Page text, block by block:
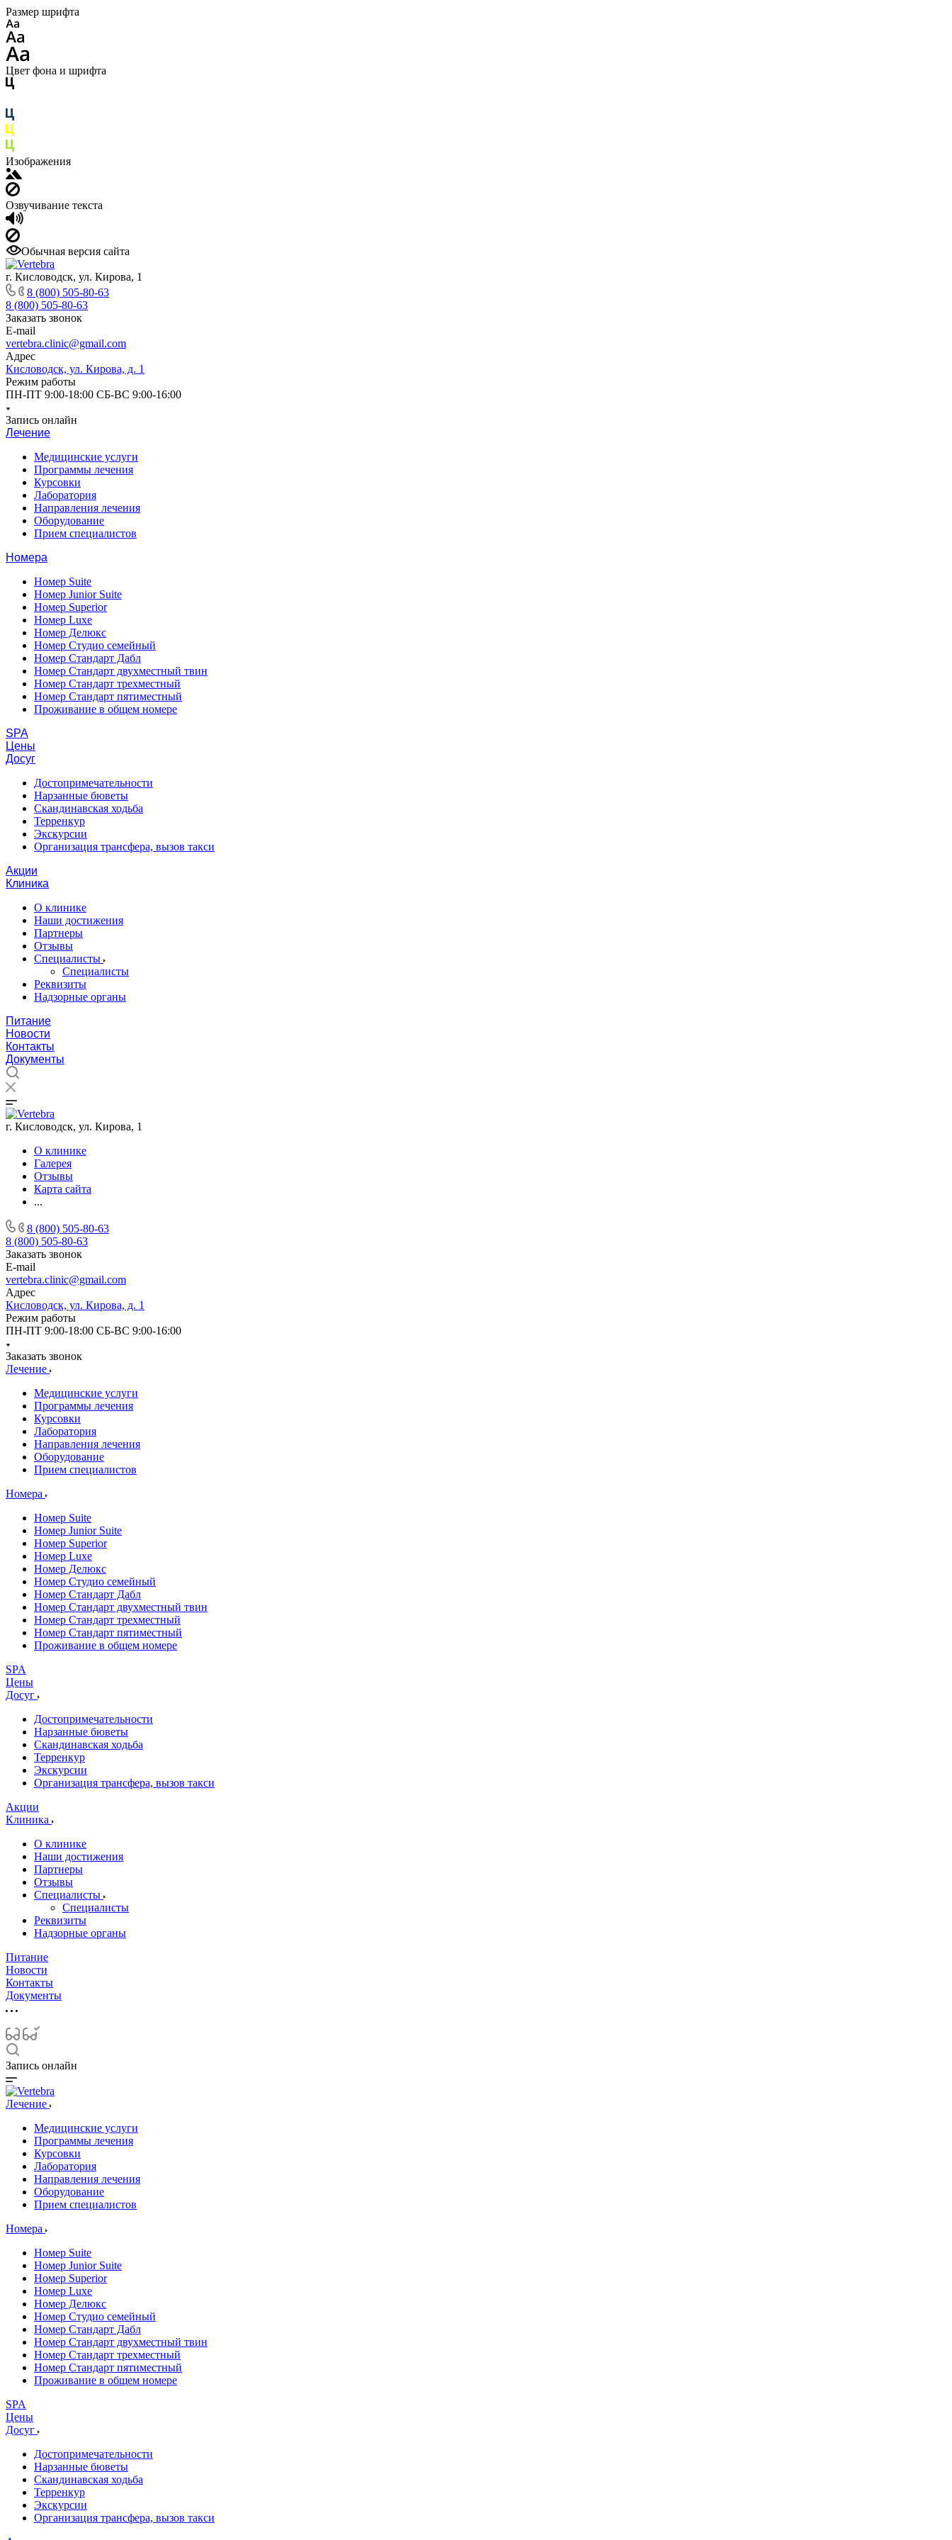
Размер шрифта
Цвет фона и шрифта
Изображения
Озвучивание текста
Обычная версия сайта
г. Кисловодск, ул. Кирова, 1
8 (800) 505-80-63
8 (800) 505-80-63
Заказать звонок
E-mail
vertebra.clinic@gmail.com
Адрес
Кисловодск, ул. Кирова, д. 1
Режим работы
ПН-ПТ 9:00-18:00 СБ-ВС 9:00-16:00
Запись онлайн
Лечение
Медицинские услуги
Программы лечения
Курсовки
Лаборатория
Направления лечения
Оборудование
Прием специалистов
Номера
Номер Suite
Номер Junior Suite
Номер Superior
Номер Luxe
Номер Делюкс
Номер Студио семейный
Номер Стандарт Дабл
Номер Стандарт двухместный твин
Номер Стандарт трехместный
Номер Стандарт пятиместный
Проживание в общем номере
SPA
Цены
Досуг
Достопримечательности
Нарзанные бюветы
Скандинавская ходьба
Терренкур
Экскурсии
Организация трансфера, вызов такси
Акции
Клиника
О клинике
Наши достижения
Партнеры
Отзывы
Специалисты
Специалисты
Реквизиты
Надзорные органы
Питание
Новости
Контакты
Документы
г. Кисловодск, ул. Кирова, 1
О клинике
Галерея
Отзывы
Карта сайта
...
8 (800) 505-80-63
8 (800) 505-80-63
Заказать звонок
E-mail
vertebra.clinic@gmail.com
Адрес
Кисловодск, ул. Кирова, д. 1
Режим работы
ПН-ПТ 9:00-18:00 СБ-ВС 9:00-16:00
Заказать звонок
Лечение
Медицинские услуги
Программы лечения
Курсовки
Лаборатория
Направления лечения
Оборудование
Прием специалистов
Номера
Номер Suite
Номер Junior Suite
Номер Superior
Номер Luxe
Номер Делюкс
Номер Студио семейный
Номер Стандарт Дабл
Номер Стандарт двухместный твин
Номер Стандарт трехместный
Номер Стандарт пятиместный
Проживание в общем номере
SPA
Цены
Досуг
Достопримечательности
Нарзанные бюветы
Скандинавская ходьба
Терренкур
Экскурсии
Организация трансфера, вызов такси
Акции
Клиника
О клинике
Наши достижения
Партнеры
Отзывы
Специалисты
Специалисты
Реквизиты
Надзорные органы
Питание
Новости
Контакты
Документы
Запись онлайн
Лечение
Медицинские услуги
Программы лечения
Курсовки
Лаборатория
Направления лечения
Оборудование
Прием специалистов
Номера
Номер Suite
Номер Junior Suite
Номер Superior
Номер Luxe
Номер Делюкс
Номер Студио семейный
Номер Стандарт Дабл
Номер Стандарт двухместный твин
Номер Стандарт трехместный
Номер Стандарт пятиместный
Проживание в общем номере
SPA
Цены
Досуг
Достопримечательности
Нарзанные бюветы
Скандинавская ходьба
Терренкур
Экскурсии
Организация трансфера, вызов такси